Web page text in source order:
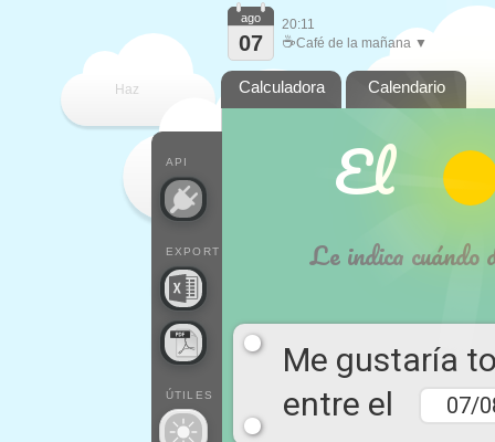
Haz
API
EXPORT
ÚTILES
ago
07
20:11
☕Café de la mañana ▼
Calculadora Calendario
El
Le indica cuándo
Me gustaría
entre el